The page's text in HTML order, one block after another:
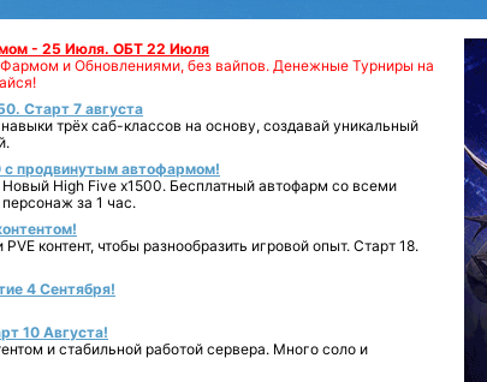
- 25 Июля. ОБТ 22 Июля
и Обновлениями, без вайпов. Денежные Турниры на
Старт 7 августа
трёх саб-классов на основу, создавай уникальный
с продвинутым автофармом!
High Five x1500. Бесплатный автофарм со всеми
за 1 час.
контент, чтобы разнообразить игровой опыт. Старт 18.
4 Сентября!
10 Августа!
и стабильной работой сервера. Много соло и